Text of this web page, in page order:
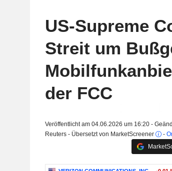
US-Supreme
Streit um
der FCC
Veröffentlicht am 04.06.2026 um 16:20 -
Reuters - Übersetzt von MarketScreener
-